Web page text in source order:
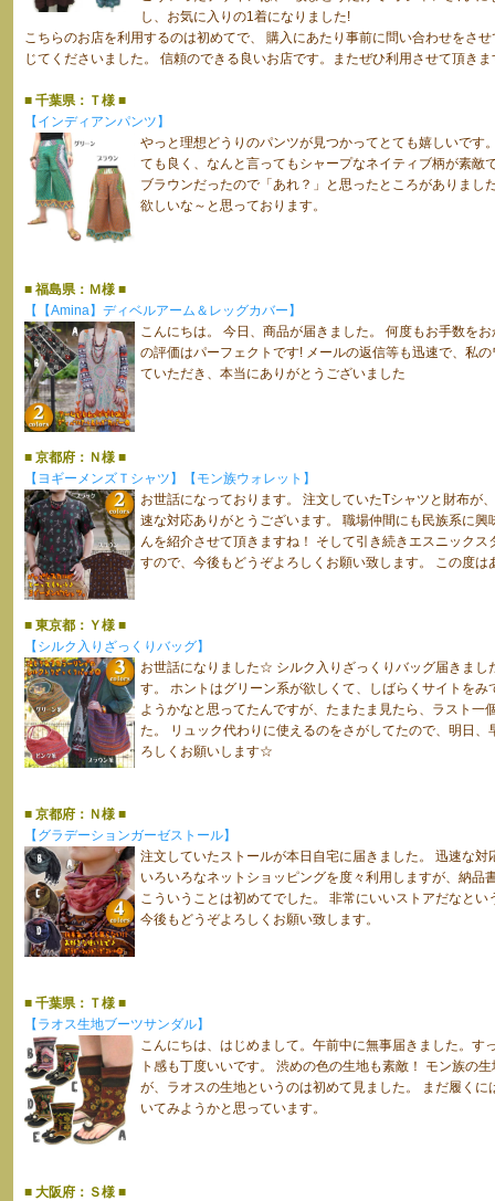
し、お気に入りの1着になりました!
こちらのお店を利用するのは初めてで、 購入にあたり事前に問い合わせをさ
じてくださいました。 信頼のできる良いお店です。またぜひ利用させて頂きま
■ 千葉県：Ｔ様 ■
【インディアンパンツ】
やっと理想どうりのパンツが見つかってとても嬉しいです
ても良く、なんと言ってもシャープなネイティブ柄が素敵
ブラウンだったので「あれ？」と思ったところがありまし
欲しいな～と思っております。
■ 福島県：Ｍ様 ■
【【Amina】ディベルアーム＆レッグカバー】
こんにちは。 今日、商品が届きました。 何度もお手数を
の評価はパーフェクトです! メールの返信等も迅速で、私
ていただき、本当にありがとうございました
■ 京都府：Ｎ様 ■
【ヨギーメンズＴシャツ】
【モン族ウォレット】
お世話になっております。 注文していたTシャツと財布が
速な対応ありがとうございます。 職場仲間にも民族系に
んを紹介させて頂きますね！ そして引き続きエスニック
すので、今後もどうぞよろしくお願い致します。 この度は
■ 東京都：Ｙ様 ■
【シルク入りざっくりバッグ】
お世話になりました☆ シルク入りざっくりバッグ届きまし
す。 ホントはグリーン系が欲しくて、しばらくサイトを
ようかなと思ってたんですが、たまたま見たら、ラスト一
た。 リュック代わりに使えるのをさがしてたので、明日
ろしくお願いします☆
■ 京都府：Ｎ様 ■
【グラデーションガーゼストール】
注文していたストールが本日自宅に届きました。 迅速な対
いろいろなネットショッピングを度々利用しますが、納品
こういうことは初めてでした。 非常にいいストアだなとい
今後もどうぞよろしくお願い致します。
■ 千葉県：Ｔ様 ■
【ラオス生地ブーツサンダル】
こんにちは、はじめまして。午前中に無事届きました。す
ト感も丁度いいです。 渋めの色の生地も素敵！ モン族の
が、ラオスの生地というのは初めて見ました。 まだ履く
いてみようかと思っています。
■ 大阪府：Ｓ様 ■